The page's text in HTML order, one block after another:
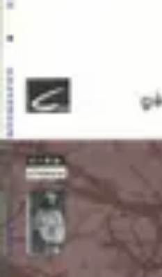
Atlas Géographique
Apprentissage
Atlas Géographique